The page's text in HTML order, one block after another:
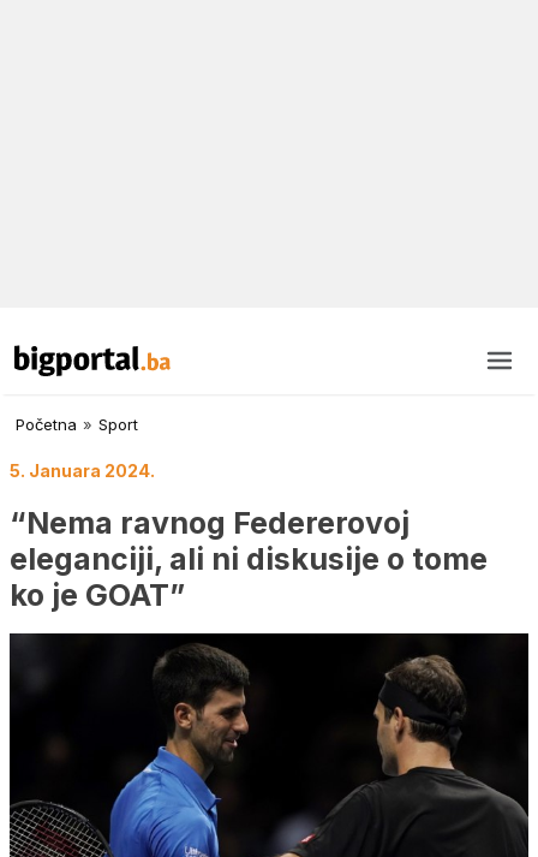
Početna » Sport
5. Januara 2024.
“Nema ravnog Federerovoj
eleganciji, ali ni diskusije o tome
ko je GOAT”